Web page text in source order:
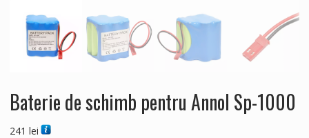
Baterie de schimb pentru Annol Sp-1000
241 lei